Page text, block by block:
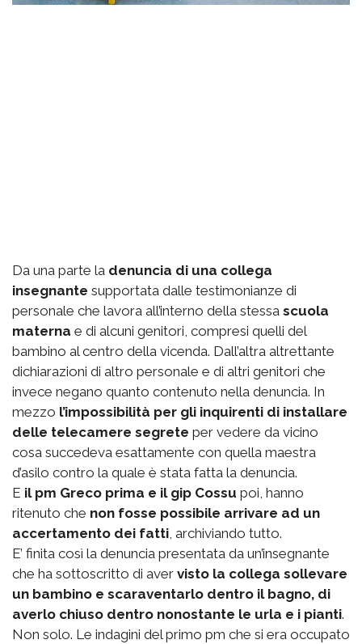
Da una parte la denuncia di una collega
insegnante supportata dalle testimonianze di
personale che lavora all’interno della stessa scuola
materna e di alcuni genitori, compresi quelli del
bambino al centro della vicenda. Dall’altra altrettante
dichiarazioni di altro personale e di altri genitori che
invece negano quanto contenuto nella denuncia. In
mezzo l’impossibilità per gli inquirenti di installare
delle telecamere segrete per vedere da vicino
cosa succedeva esattamente con quella maestra
d’asilo contro la quale è stata fatta la denuncia.
E il pm Greco prima e il gip Cossu poi, hanno
ritenuto che non fosse possibile arrivare ad un
accertamento dei fatti, archiviando tutto.
E’ finita così la denuncia presentata da un’insegnante
che ha sottoscritto di aver visto la collega sollevare
un bambino e scaraventarlo dentro il bagno, di
averlo chiuso dentro nonostante le urla e i pianti.
Non solo. Le indagini del primo pm che si era occupato